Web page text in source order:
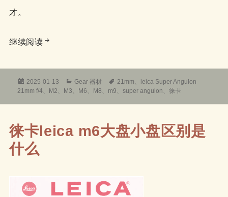
才。
继续阅读终于说到了徕卡超级安古龙leica Super Angulon
发
布
2025-01-13
分
类
Gear 器材
标
签
21mm 、
leica Super Angulon
21mm f/4 、 M2 、 M3 、 M6 、 M8 、 m9 、super angulon 、徕卡
徕卡leica m6大盘小盘区别是
什么